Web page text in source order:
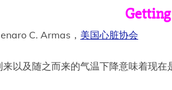
C. Armas， 美国心脏协会
以及随之而来的气温下降意味着现在